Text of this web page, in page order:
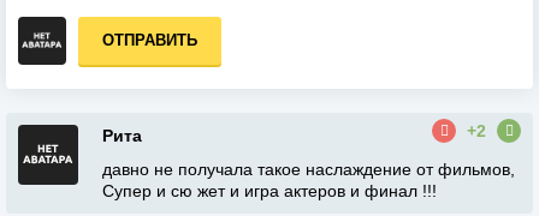
ОТПРАВИТЬ
Рита
+2
давно не получала такое наслаждение от фильмов,
Супер и сю жет и игра актеров и финал !!!